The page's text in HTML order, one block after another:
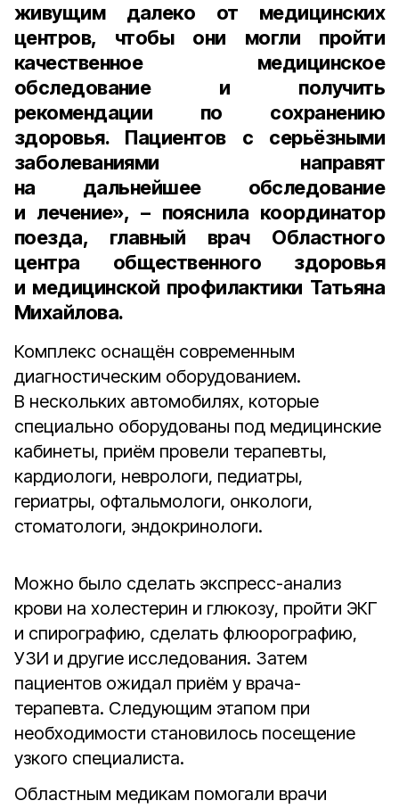
живущим далеко от медицинских
центров, чтобы они могли пройти
качественное медицинское
обследование и получить
рекомендации по сохранению
здоровья. Пациентов с серьёзными
заболеваниями направят
на дальнейшее обследование
и лечение», – пояснила координатор
поезда, главный врач Областного
центра общественного здоровья
и медицинской профилактики Татьяна
Михайлова.
Комплекс оснащён современным
диагностическим оборудованием.
В нескольких автомобилях, которые
специально оборудованы под медицинские
кабинеты, приём провели терапевты,
кардиологи, неврологи, педиатры,
гериатры, офтальмологи, онкологи,
стоматологи, эндокринологи.
Можно было сделать экспресс-анализ
крови на холестерин и глюкозу, пройти ЭКГ
и спирографию, сделать флюорографию,
УЗИ и другие исследования. Затем
пациентов ожидал приём у врача-
терапевта. Следующим этапом при
необходимости становилось посещение
узкого специалиста.
Областным медикам помогали врачи